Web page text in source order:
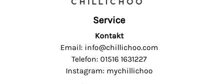
Service
Kontakt
Email: info@chillichoo.com
Telefon: 01516 1631227
Instagram: mychillichoo